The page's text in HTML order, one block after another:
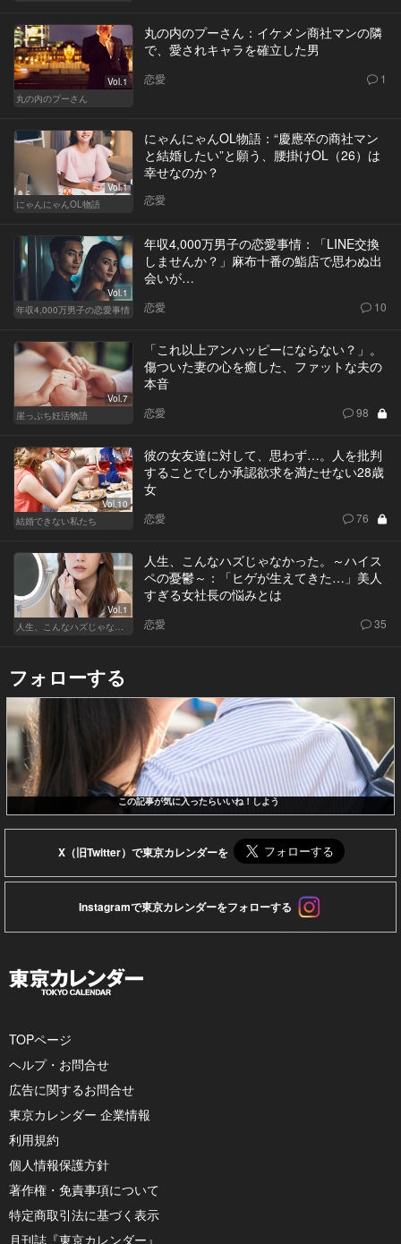
Vol.1
丸の内のプーさん
丸の内のプーさん：イケメン商社マンの隣
で、愛されキャラを確立した男
恋愛 1
Vol.1
にゃんにゃんOL物語
にゃんにゃんOL物語：“慶應卒の商社マン
と結婚したい”と願う、腰掛けOL（26）は
幸せなのか？
恋愛
Vol.1
年収4,000万男子の恋愛事情
年収4,000万男子の恋愛事情：「LINE交換
しませんか？」麻布十番の鮨店で思わぬ出
会いが…
恋愛 10
Vol.7
崖っぷち妊活物語
「これ以上アンハッピーにならない？」。
傷ついた妻の心を癒した、ファットな夫の
本音
恋愛 98
Vol.10
結婚できない私たち
彼の女友達に対して、思わず…。人を批判
することでしか承認欲求を満たせない28歳
女
恋愛 76
Vol.1
人生、こんなハズじゃなかった。～ハイス
ペの憂鬱～：「ヒゲが生えてきた…」美人
すぎる女社長の悩みとは
恋愛 35
フォローする
この記事が気に入ったらいいね！しよう
X（旧Twitter）で東京カレンダーを
Instagramで東京カレンダーをフォローする
TOPページ
ヘルプ・お問合せ
広告に関するお問合せ
東京カレンダー 企業情報
利用規約
個人情報保護方針
著作権・免責事項について
特定商取引法に基づく表示
月刊誌『東京カレンダー』